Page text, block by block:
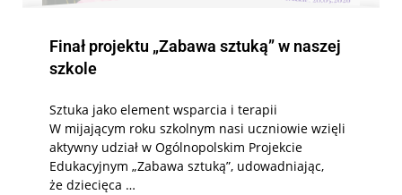
Finał projektu „Zabawa sztuką” w naszej
szkole
Sztuka jako element wsparcia i terapii
W mijającym roku szkolnym nasi uczniowie wzięli
aktywny udział w Ogólnopolskim Projekcie
Edukacyjnym „Zabawa sztuką”, udowadniając,
że dziecięca …